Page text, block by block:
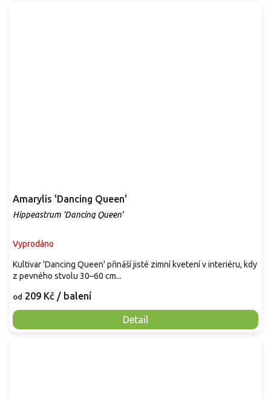
Amarylis 'Dancing Queen'
Hippeastrum 'Dancing Queen'
Vyprodáno
od 209 Kč / balení
Detail
Kultivar 'Dancing Queen' přináší jisté zimní kvetení v interiéru, kdy
z pevného stvolu 30–60 cm...